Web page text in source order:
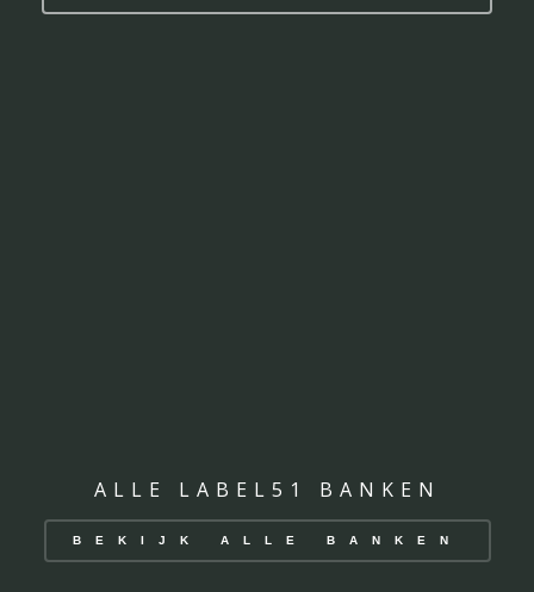
ALLE LABEL51 BANKEN
BEKIJK ALLE BANKEN